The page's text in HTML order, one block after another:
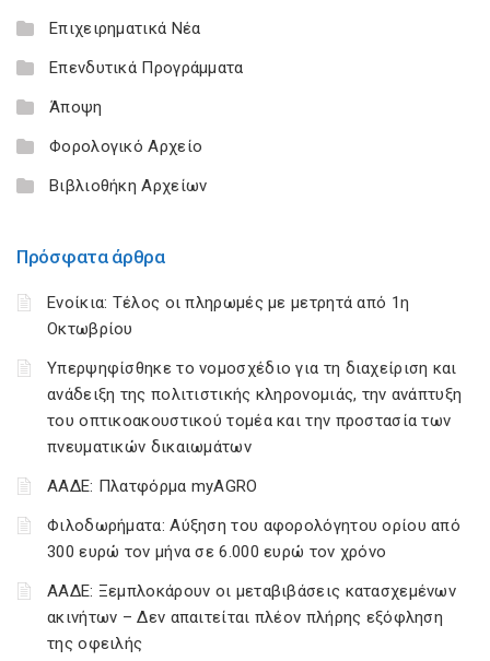
Επιχειρηματικά Νέα
Επενδυτικά Προγράμματα
Άποψη
Φορολογικό Αρχείο
Βιβλιοθήκη Αρχείων
Πρόσφατα άρθρα
Ενοίκια: Τέλος οι πληρωμές με μετρητά από 1η
Οκτωβρίου
Υπερψηφίσθηκε το νομοσχέδιο για τη διαχείριση και
ανάδειξη της πολιτιστικής κληρονομιάς, την ανάπτυξη
του οπτικοακουστικού τομέα και την προστασία των
πνευματικών δικαιωμάτων
ΑΑΔΕ: Πλατφόρμα myAGRO
Φιλοδωρήματα: Αύξηση του αφορολόγητου ορίου από
300 ευρώ τον μήνα σε 6.000 ευρώ τον χρόνο
ΑΑΔΕ: Ξεμπλοκάρουν οι μεταβιβάσεις κατασχεμένων
ακινήτων – Δεν απαιτείται πλέον πλήρης εξόφληση
της οφειλής